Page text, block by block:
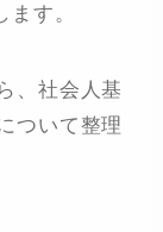
す。
、社会人基
ついて整理